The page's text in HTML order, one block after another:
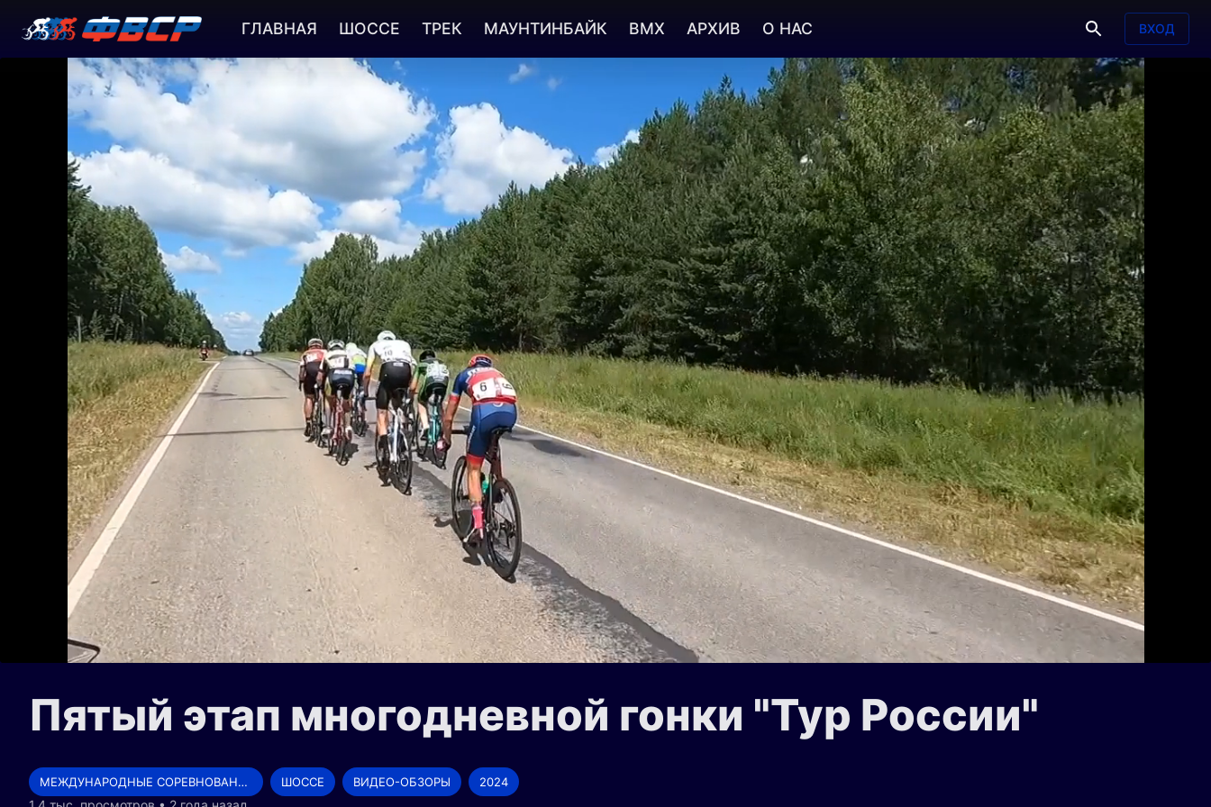
Пятый этап многодневной гонки "Тур России"
МЕЖДУНАРОДНЫЕ СОРЕВНОВАНИЯ ШОССЕ ВИДЕО-ОБЗОРЫ 2024
ГЛАВНАЯ ШОССЕ ТРЕК МАУНТИНБАЙК BMX АРХИВ О НАС ВХОД